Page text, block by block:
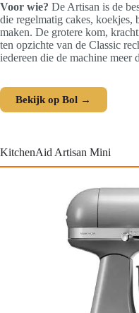
Voor wie? De Artisan is de
die regelmatig cakes,
maken. De grotere kom,
ten opzichte van de Classic
iedereen die de machine meer
Bekijk op Bol →
KitchenAid Artisan Mini